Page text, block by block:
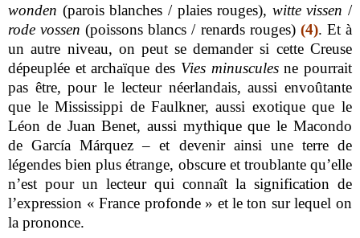
wonden (parois blanches / plaies rouges), witte vissen /
rode vossen (poissons blancs / renards rouges) (4). Et à
un autre niveau, on peut se demander si cette Creuse
dépeuplée et archaïque des Vies minuscules ne pourrait
pas être, pour le lecteur néerlandais, aussi envoûtante
que le Mississippi de Faulkner, aussi exotique que le
Léon de Juan Benet, aussi mythique que le Macondo
de García Márquez – et devenir ainsi une terre de
légendes bien plus étrange, obscure et troublante qu’elle
n’est pour un lecteur qui connaît la signification de
l’expression « France profonde » et le ton sur lequel on
la prononce.